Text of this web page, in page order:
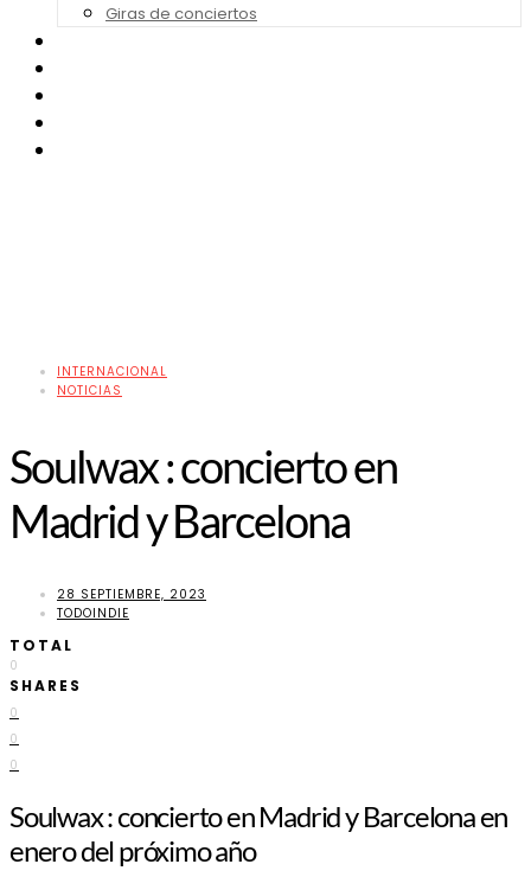
Giras de conciertos
INTERNACIONAL
NOTICIAS
Soulwax : concierto en
Madrid y Barcelona
28 SEPTIEMBRE, 2023
TODOINDIE
TOTAL
0
SHARES
0
0
0
Soulwax : concierto en Madrid y Barcelona en
enero del próximo año